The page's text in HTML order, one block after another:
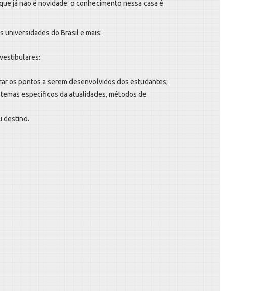
já não é novidade: o conhecimento nessa casa é
universidades do Brasil e mais:
os pontos a serem desenvolvidos dos estudantes;
específicos da atualidades, métodos de
destino.